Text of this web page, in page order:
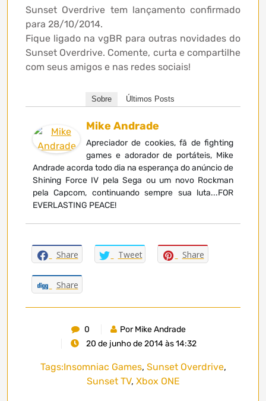
Sunset Overdrive tem lançamento confirmado
para 28/10/2014.
Fique ligado na vgBR para outras novidades do
Sunset Overdrive. Comente, curta e compartilhe
com seus amigos e nas redes sociais!
Sobre Últimos Posts
Mike Andrade
Apreciador de cookies, fã de fighting
games e adorador de portáteis, Mike
Andrade acorda todo dia na esperança do anúncio de
Shining Force IV pela Sega ou um novo Rockman
pela Capcom, continuando sempre sua luta...FOR
EVERLASTING PEACE!
Share Tweet Share
Share
0
Por Mike Andrade
20 de junho de 2014 às 14:32
Tags:Insomniac Games, Sunset Overdrive,
Sunset TV, Xbox ONE